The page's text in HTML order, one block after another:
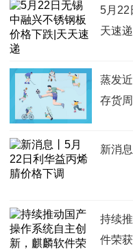
5月22
天速递
蒸发
存货
新消
持续
件荣